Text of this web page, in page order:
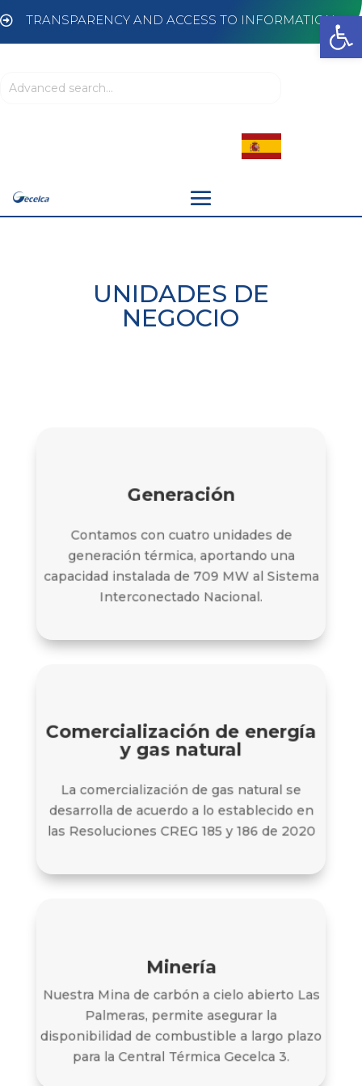
 TRANSPARENCY AND ACCESS TO INFORMATION
UNIDADES DE
NEGOCIO
Generación
Contamos con cuatro unidades de
generación térmica, aportando una
capacidad instalada de 709 MW al Sistema
Interconectado Nacional.
Conoce más
Comercialización de energía
y gas natural
La comercialización de gas natural se
desarrolla de acuerdo a lo establecido en
las Resoluciones CREG 185 y 186 de 2020
Comercialización de energía
Conoce más
Minería
Nuestra Mina de carbón a cielo abierto Las
Palmeras, permite asegurar la
disponibilidad de combustible a largo plazo
para la Central Térmica Gecelca 3.
Comercialización de energía
y gas natural
Conoce más